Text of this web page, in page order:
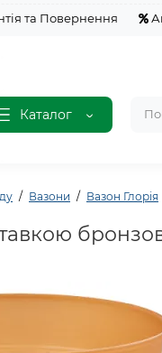
та Повернення
Каталог
Вазони Вазон Глорія